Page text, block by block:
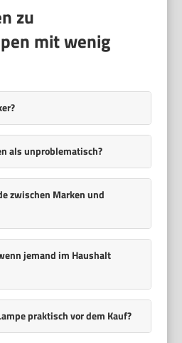
zu
mit wenig
als unproblematisch?
zwischen Marken und
jemand im Haushalt
praktisch vor dem Kauf?